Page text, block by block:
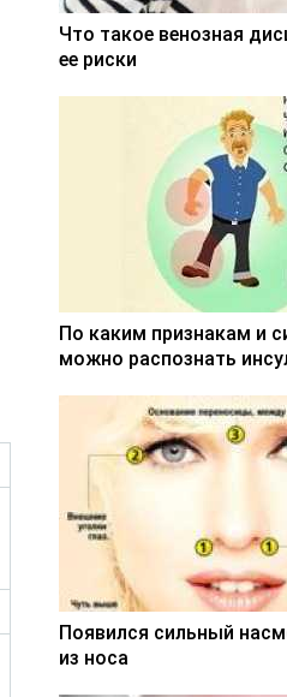
Что такое венозная
ее риски
По каким признакам и
можно распознать
Появился сильный
из носа